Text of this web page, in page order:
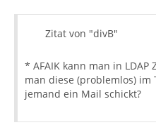
Zitat von "divB"
* AFAIK kann man in
man diese (problemlos) im
jemand ein Mail schickt?